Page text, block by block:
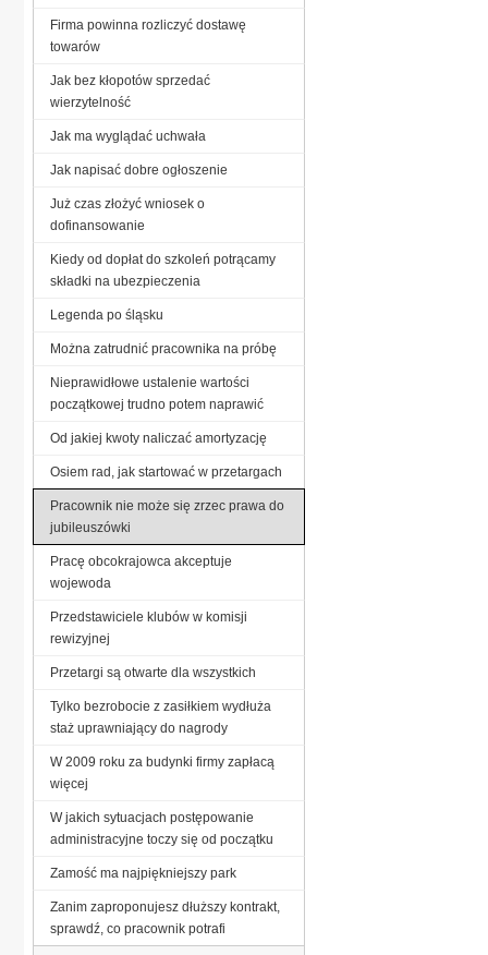
Firma powinna rozliczyć dostawę
towarów
Jak bez kłopotów sprzedać
wierzytelność
Jak ma wyglądać uchwała
Jak napisać dobre ogłoszenie
Już czas złożyć wniosek o
dofinansowanie
Kiedy od dopłat do szkoleń potrącamy
składki na ubezpieczenia
Legenda po śląsku
Można zatrudnić pracownika na próbę
Nieprawidłowe ustalenie wartości
początkowej trudno potem naprawić
Od jakiej kwoty naliczać amortyzację
Osiem rad, jak startować w przetargach
Pracownik nie może się zrzec prawa do
jubileuszówki
Pracę obcokrajowca akceptuje
wojewoda
Przedstawiciele klubów w komisji
rewizyjnej
Przetargi są otwarte dla wszystkich
Tylko bezrobocie z zasiłkiem wydłuża
staż uprawniający do nagrody
W 2009 roku za budynki firmy zapłacą
więcej
W jakich sytuacjach postępowanie
administracyjne toczy się od początku
Zamość ma najpiękniejszy park
Zanim zaproponujesz dłuższy kontrakt,
sprawdź, co pracownik potrafi